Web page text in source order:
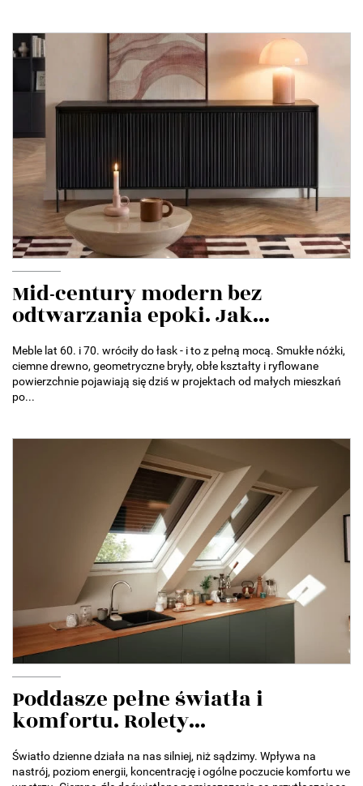
Mid-century modern bez
odtwarzania epoki. Jak...
Meble lat 60. i 70. wróciły do łask - i to z pełną mocą. Smukłe nóżki,
ciemne drewno, geometryczne bryły, obłe kształty i ryflowane
powierzchnie pojawiają się dziś w projektach od małych mieszkań
po...
Poddasze pełne światła i
komfortu. Rolety...
Światło dzienne działa na nas silniej, niż sądzimy. Wpływa na
nastrój, poziom energii, koncentrację i ogólne poczucie komfortu we